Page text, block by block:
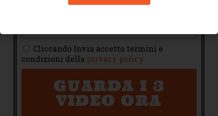
Cliccando Invia accetto termini e
condizioni della privacy policy
GUARDA I 3
VIDEO ORA